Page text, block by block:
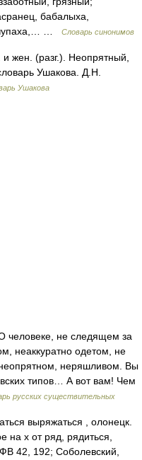
бабалыха,
чупаха,… …
Словарь синонимов
(разг.). Неопрятный,
Ушакова. Д.Н.
Ушакова
не следящем за
неаккуратно одетом, не
неряшливом. Вы
типов… А вот вам! Чем
русских существительных
выряжаться , олонецк.
на х от ряд, рядиться,
42, 192; Соболевский,